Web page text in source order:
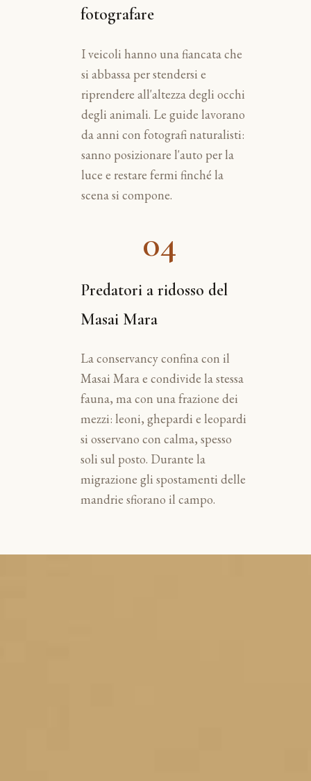
fotografare
I veicoli hanno una fiancata che
si abbassa per stendersi e
riprendere all'altezza degli occhi
degli animali. Le guide lavorano
da anni con fotografi naturalisti:
sanno posizionare l'auto per la
luce e restare fermi finché la
scena si compone.
04
Predatori a ridosso del
Masai Mara
La conservancy confina con il
Masai Mara e condivide la stessa
fauna, ma con una frazione dei
mezzi: leoni, ghepardi e leopardi
si osservano con calma, spesso
soli sul posto. Durante la
migrazione gli spostamenti delle
mandrie sfiorano il campo.